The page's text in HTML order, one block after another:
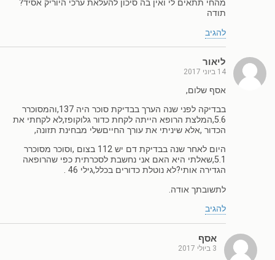
מהחי תתאים לי ואין בה סיכון להעלאת ערכי היוריק אסיד?
תודה
להגיב
ליאור
14 ביוני 2017
אסף שלום,
בבדיקה לפני שנה הערך בבדיקת סוכר היה 137,והמסוכרר
5.6,המלצת הרופא הייתה לקחת כדור גלוקופז,לא לקחתי את
הכדור ,אלא שיניתי את עורך החייםשלי מבחינת תזונה,
היום לאחר שנה בבדיקת דם יש 112 בצום ,וסוכר מסוכרר
5.1,שאלתי היא האם אני נחשבת לסכרתית כפי שהרופאה
הגדירה אותי?לא נוטלת כדורים בכלל,גילי 46 .
לתשובתך אודה.
להגיב
אסף
3 ביולי 2017